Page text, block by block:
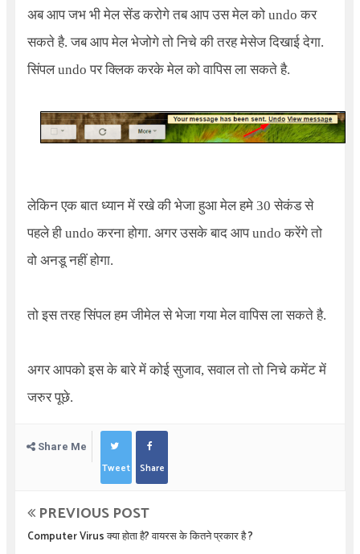
अब आप जभ भी मेल सेंड करोगे तब आप उस मेल को undo कर
सकते है. जब आप मेल भेजोगे तो निचे की तरह मेसेज दिखाई देगा.
सिंपल undo पर क्लिक करके मेल को वापिस ला सकते है.
लेकिन एक बात ध्यान में रखे की भेजा हुआ मेल हमे 30 सेकंड से
पहले ही undo करना होगा. अगर उसके बाद आप undo करेंगे तो
वो अनडू नहीं होगा.
तो इस तरह सिंपल हम जीमेल से भेजा गया मेल वापिस ला सकते है.
अगर आपको इस के बारे में कोई सुजाव, सवाल तो तो निचे कमेंट में
जरुर पूछे.
Share Me
Tweet Share
PREVIOUS POST
Computer Virus क्या होता है? वायरस के कितने प्रकार है ?